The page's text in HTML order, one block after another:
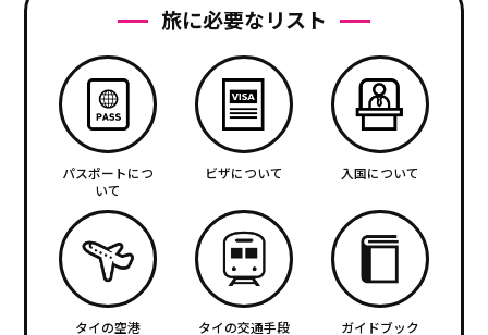
旅に必要なリスト
パスポートにつ
いて
ビザについて 入国について
タイの空港 タイの交通手段 ガイドブック